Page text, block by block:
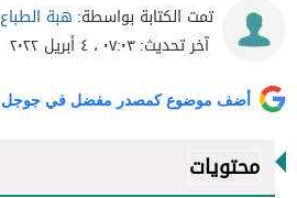
تمت الكتابة بواسطة: هبة الطباع
آخر تحديث:٠٧:٠٣ ، ٤ أبريل ٢٠٢٢
أضف موضوع كمصدر مفضل في جوجل
محتويات